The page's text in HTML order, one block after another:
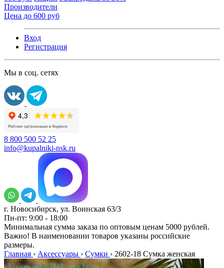
Производители
Цена до 600 руб
Вход
Регистрация
Мы в соц. сетях
8 800 500 52 25
info@kupalniki-nsk.ru
г. Новосибирск, ул. Воинская 63/3
Пн-пт: 9:00 - 18:00
Минимальная сумма заказа по оптовым ценам 5000 рублей.
Важно! В наименовании товаров указаны российские
размеры.
Главная › Аксессуары › Сумки › 2602-18 Сумка женская